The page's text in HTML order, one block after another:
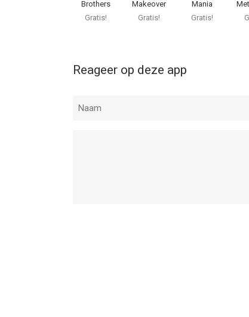
Brothers
Home Design
Gratis!
Makeover
Gratis!
Mania
Gratis!
Reageer op deze app